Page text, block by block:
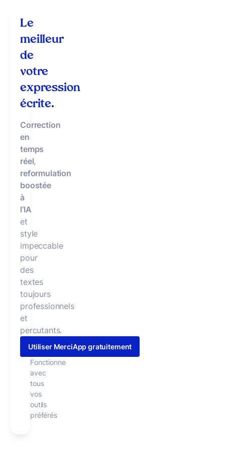
Le
meilleur
de
votre
expression
écrite.
Correction
en
temps
réel,
reformulation
boostée
à
l’IA
et
style
impeccable
pour
des
textes
toujours
professionnels
et
percutants.
Utiliser MerciApp gratuitement
Fonctionne
avec
tous
vos
outils
préférés